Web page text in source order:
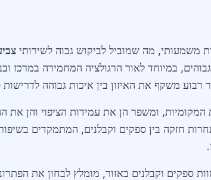
משמעותי, מה שמוביל לביקוש גבוה לשירותי
במיוחד לאור הרגולציה המחמירה במרכז
ומשפר הן את עמידות הציפוי והן את
חזקה בין ספקים וקבלנים, המתמקדים בשיפור
ספקים וקבלנים באזור, מומלץ לבחון את